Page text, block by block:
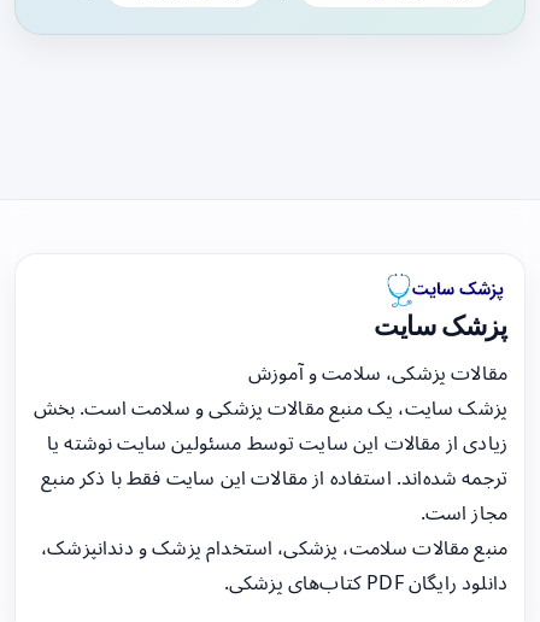
پزشک سایت
مقالات پزشکی، سلامت و آموزش
پزشک سایت، یک منبع مقالات پزشکی و سلامت است. بخش
زیادی از مقالات این سایت توسط مسئولین سایت نوشته یا
ترجمه شده‌اند. استفاده از مقالات این سایت فقط با ذکر منبع
مجاز است.
منبع مقالات سلامت، پزشکی، استخدام پزشک و دندانپزشک،
دانلود رایگان PDF کتاب‌های پزشکی.